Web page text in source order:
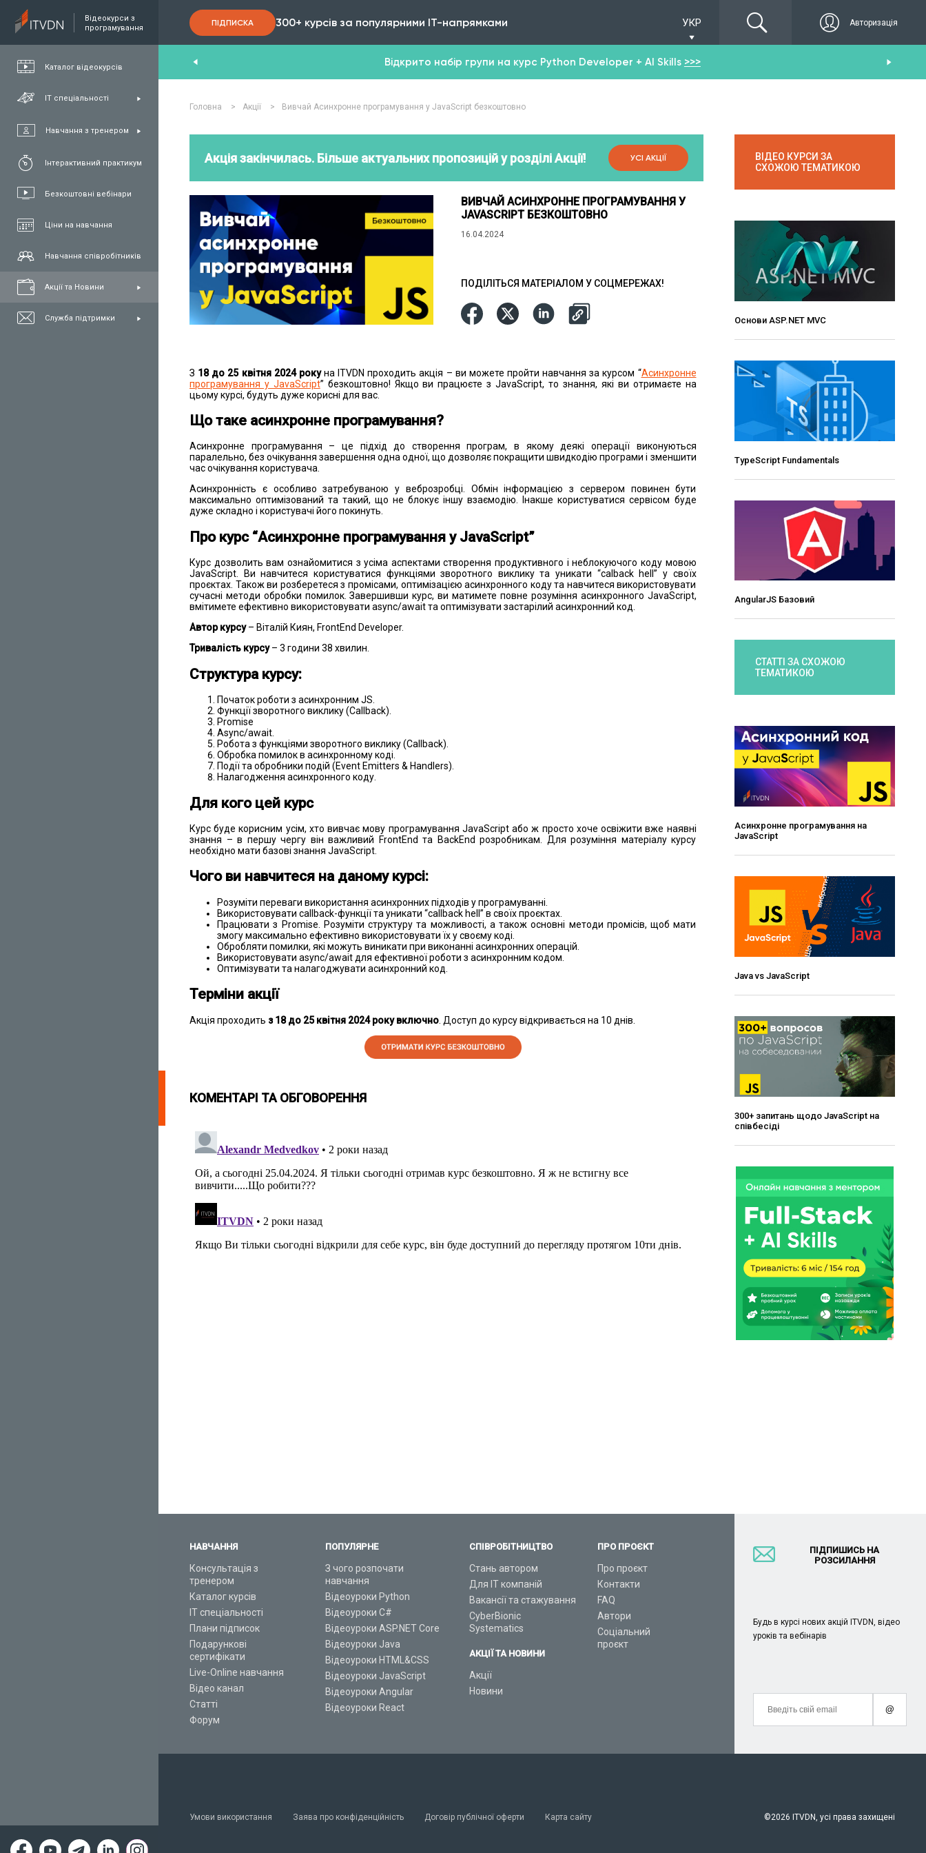
Відеокурси з
програмування
Каталог відеокурсів
ІТ спеціальності
Навчання з тренером
Інтерактивний практикум
Безкоштовні вебінари
Ціни на навчання
Навчання співробітників
Акції та Новини
Служба підтримки
ПІДПИСКА 300+ курсів за популярними IT-напрямками УКР Авторизація
FullStack C#/.NET Java Відкрито набір групи на курс Python Developer + AI Skills >>>
Головна > Акції > Вивчай Асинхронне програмування у JavaScript безкоштовно
Акція закінчилась. Більше актуальних пропозицій у розділі Акції! УСІ АКЦІЇ
ВИВЧАЙ АСИНХРОННЕ ПРОГРАМУВАННЯ У
JAVASCRIPT БЕЗКОШТОВНО
16.04.2024
ПОДІЛІТЬСЯ МАТЕРІАЛОМ У СОЦМЕРЕЖАХ!
З 18 до 25 квітня 2024 рокуна ITVDN проходить акція – ви можете пройти навчання за курсом “Асинхронне
програмування у JavaScript” безкоштовно! Якщо ви працюєте з JavaScript, то знання, які ви отримаєте на
цьому курсі, будуть дуже корисні для вас.
Що таке асинхронне програмування?
Асинхронне програмування – це підхід до створення програм, в якому деякі операції виконуються
паралельно, без очікування завершення одна одної, що дозволяє покращити швидкодію програми і зменшити
час очікування користувача.
Асинхронність є особливо затребуваною у веброзробці. Обмін інформацією з сервером повинен бути
максимально оптимізований та такий, що не блокує іншу взаємодію. Інакше користуватися сервісом буде
дуже складно і користувачі його покинуть.
Про курс “Асинхронне програмування у JavaScript”
Курс дозволить вам ознайомитися з усіма аспектами створення продуктивного і неблокуючого коду мовою
JavaScript. Ви навчитеся користуватися функціями зворотного виклику та уникати “calback hell” у своїх
проєктах. Також ви розберетеся з промісами, оптимізацією асинхронного коду та навчитеся використовувати
сучасні методи обробки помилок. Завершивши курс, ви матимете повне розуміння асинхронного JavaScript,
вмітимете ефективно використовувати async/await та оптимізувати застарілий асинхронний код.
Автор курсу– Віталій Киян, FrontEnd Developer.
Тривалість курсу– 3 години 38 хвилин.
Структура курсу:
Початок роботи з асинхронним JS.
Функції зворотного виклику (Callback).
Promise
Async/await.
Робота з функціями зворотного виклику (Callback).
Обробка помилок в асинхронному коді.
Події та обробники подій (Event Emitters & Handlers).
Налагодження асинхронного коду.
Для кого цей курс
Курс буде корисним усім, хто вивчає мову програмування JavaScript або ж просто хоче освіжити вже наявні
знання – в першу чергу він важливий FrontEnd та BackEnd розробникам. Для розуміння матеріалу курсу
необхідно мати базові знання JavaScript.
Чого ви навчитеся на даному курсі:
Розуміти переваги використання асинхронних підходів у програмуванні.
Використовувати callback-функції та уникати “callback hell” в своїх проєктах.
Працювати з Promise. Розуміти структуру та можливості, а також основні методи промісів, щоб мати
змогу максимально ефективно використовувати їх у своєму коді.
Обробляти помилки, які можуть виникати при виконанні асинхронних операцій.
Використовувати async/await для ефективної роботи з асинхронним кодом.
Оптимізувати та налагоджувати асинхронний код.
Терміни акції
Акція проходить з 18 до 25 квітня 2024 року включно . Доступ до курсу відкривається на 10 днів.
КОМЕНТАРІ ТА ОБГОВОРЕННЯ
ВІДЕО КУРСИ ЗА
СХОЖОЮ ТЕМАТИКОЮ
Основи ASP.NET MVC
TypeScript Fundamentals
AngularJS Базовий
СТАТТІ ЗА СХОЖОЮ
ТЕМАТИКОЮ
Асинхронне програмування на
JavaScript
Java vs JavaScript
300+ запитань щодо JavaScript на
співбесіді
НАВЧАННЯ
Консультація з
тренером
Каталог курсів
ІТ спеціальності
Плани підписок
Подарункові
сертифікати
Live-Online навчання
Відео канал
Статті
Форум
ПОПУЛЯРНЕ
З чого розпочати
навчання
Відеоуроки Python
Відеоуроки C#
Відеоуроки ASP.NET Core
Відеоуроки Java
Відеоуроки HTML&CSS
Відеоуроки JavaScript
Відеоуроки Angular
Відеоуроки React
СПІВРОБІТНИЦТВО
Стань автором
Для ІТ компаній
Вакансії та стажування
CyberBionic
Systematics
АКЦІЇ ТА НОВИНИ
Акції
Новини
ПРО ПРОЄКТ
Про проєкт
Контакти
FAQ
Автори
Соціальний
проєкт
ПІДПИШИСЬ НА
РОЗСИЛАННЯ
Будь в курсі нових акцій ITVDN, відео
уроків та вебінарів
@
Умови використання Заява про конфіденційність Договір публічної оферти Карта сайту ©2026 ITVDN, усі права захищені